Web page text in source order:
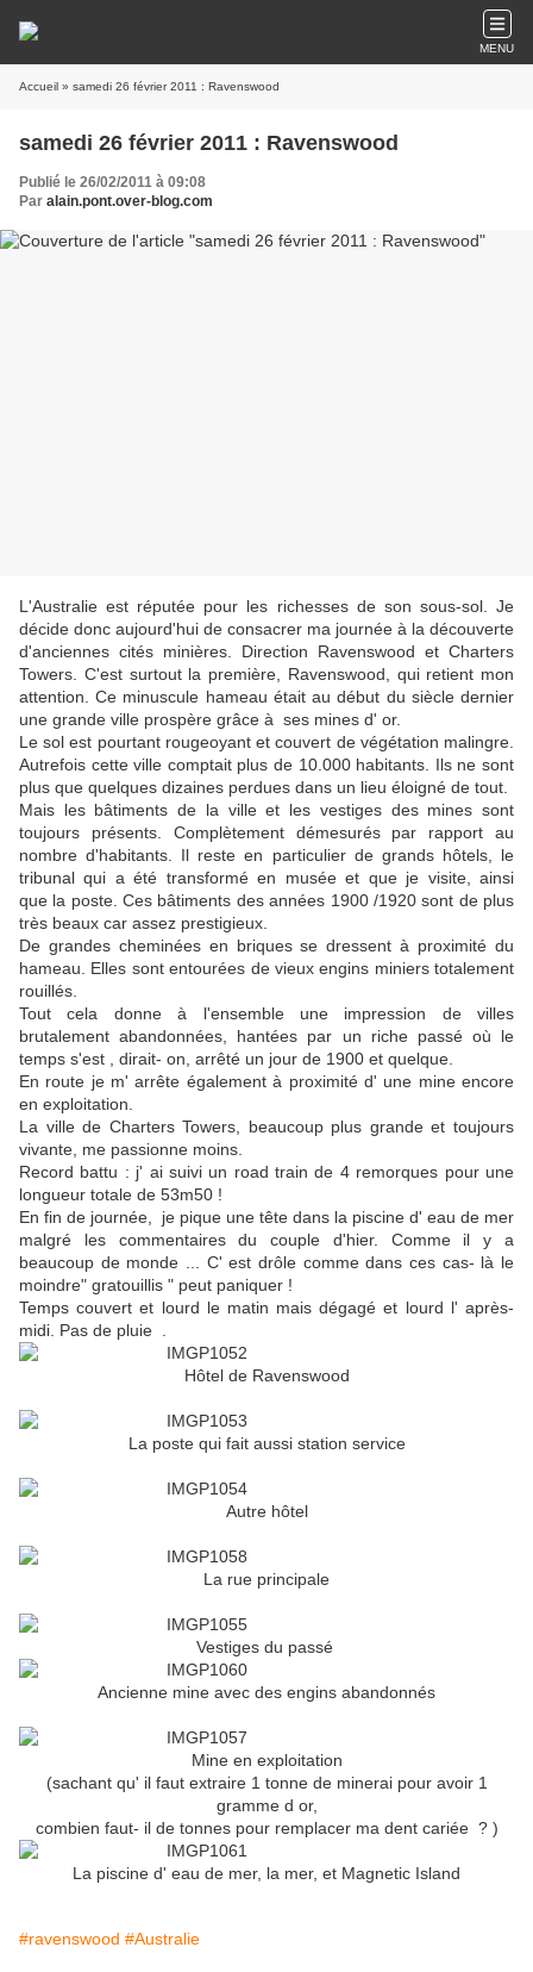
MENU
Accueil » samedi 26 février 2011 : Ravenswood
samedi 26 février 2011 : Ravenswood
Publié le 26/02/2011 à 09:08
Par alain.pont.over-blog.com
L'Australie est réputée pour les richesses de son sous-sol. Je
décide donc aujourd'hui de consacrer ma journée à la découverte
d'anciennes cités minières. Direction Ravenswood et Charters
Towers. C'est surtout la première, Ravenswood, qui retient mon
attention. Ce minuscule hameau était au début du siècle dernier
une grande ville prospère grâce à ses mines d' or.
Le sol est pourtant rougeoyant et couvert de végétation malingre.
Autrefois cette ville comptait plus de 10.000 habitants. Ils ne sont
plus que quelques dizaines perdues dans un lieu éloigné de tout.
Mais les bâtiments de la ville et les vestiges des mines sont
toujours présents. Complètement démesurés par rapport au
nombre d'habitants. Il reste en particulier de grands hôtels, le
tribunal qui a été transformé en musée et que je visite, ainsi
que la poste. Ces bâtiments des années 1900 /1920 sont de plus
très beaux car assez prestigieux.
De grandes cheminées en briques se dressent à proximité du
hameau. Elles sont entourées de vieux engins miniers totalement
rouillés.
Tout cela donne à l'ensemble une impression de villes
brutalement abandonnées, hantées par un riche passé où le
temps s'est , dirait- on, arrêté un jour de 1900 et quelque.
En route je m' arrête également à proximité d' une mine encore
en exploitation.
La ville de Charters Towers, beaucoup plus grande et toujours
vivante, me passionne moins.
Record battu : j' ai suivi un road train de 4 remorques pour une
longueur totale de 53m50 !
En fin de journée, je pique une tête dans la piscine d' eau de mer
malgré les commentaires du couple d'hier. Comme il y a
beaucoup de monde ... C' est drôle comme dans ces cas- là le
moindre" gratouillis " peut paniquer !
Temps couvert et lourd le matin mais dégagé et lourd l' après-
midi. Pas de pluie .
Hôtel de Ravenswood
La poste qui fait aussi station service
Autre hôtel
La rue principale
Vestiges du passé
Ancienne mine avec des engins abandonnés
Mine en exploitation
(sachant qu' il faut extraire 1 tonne de minerai pour avoir 1
gramme d or,
combien faut- il de tonnes pour remplacer ma dent cariée ? )
La piscine d' eau de mer, la mer, et Magnetic Island
#ravenswood #Australie